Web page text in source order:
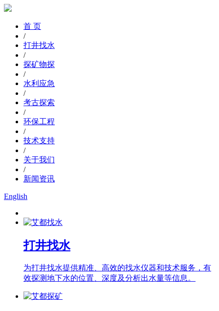
首 页
/
打井找水
/
探矿物探
/
水利应急
/
考古探索
/
环保工程
/
技术支持
/
关于我们
/
新闻资讯
English
打井找水
为打井找水提供精准、高效的找水仪器和技术服务，有
效探测地下水的位置、深度及分析出水量等信息。